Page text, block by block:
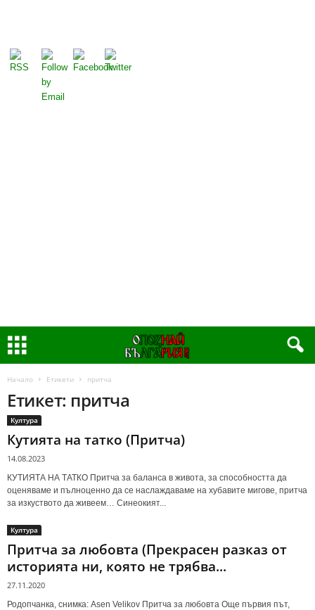
Начало Етикети притча
Етикет: притча
Култура
Кутията на татко (Притча)
14.08.2023
КУТИЯТА НА ТАТКО Притча за баланса в живота, за способността да
оценяваме и пълноценно да се наслаждаваме на хубавите мигове, притча
за изкуството да живеем… Синеокият...
Култура
Притча за любовта (Прекрасен разказ от
историята ни, която не трябва...
27.11.2020
Родопчанка, снимка: Asen Velikov Притча за любовта Още първия път,